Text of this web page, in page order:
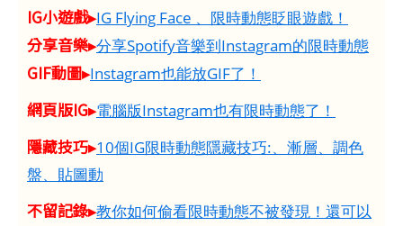
IG小遊戲▸IG Flying Face 、限時動態眨眼遊戲！
分享音樂▸分享Spotify音樂到Instagram的限時動態
GIF動圖▸Instagram也能放GIF了！
網頁版IG▸電腦版Instagram也有限時動態了！
隱藏技巧▸10個IG限時動態隱藏技巧:、漸層、調色
盤、貼圖動
不留記錄▸教你如何偷看限時動態不被發現！還可以